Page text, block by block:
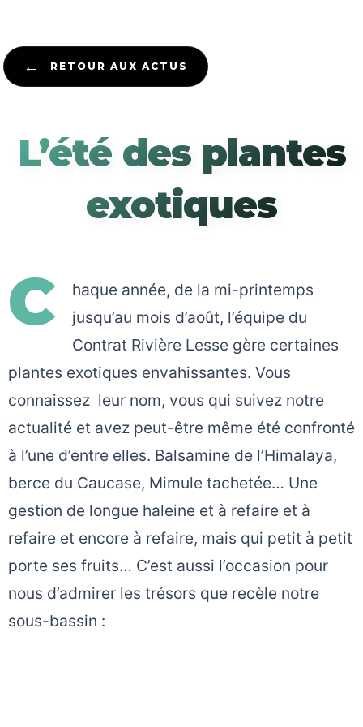
← RETOUR AUX ACTUS
L’été des plantes
exotiques
C
haque année, de la mi-printemps
jusqu’au mois d’août, l’équipe du
Contrat Rivière Lesse gère certaines
plantes exotiques envahissantes. Vous
connaissez leur nom, vous qui suivez notre
actualité et avez peut-être même été confronté
à l’une d’entre elles. Balsamine de l’Himalaya,
berce du Caucase, Mimule tachetée… Une
gestion de longue haleine et à refaire et à
refaire et encore à refaire, mais qui petit à petit
porte ses fruits… C’est aussi l’occasion pour
nous d’admirer les trésors que recèle notre
sous-bassin :